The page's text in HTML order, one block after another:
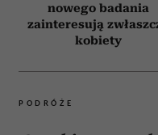
nowego badania
zainteresują
kobiety
PODRÓŻE